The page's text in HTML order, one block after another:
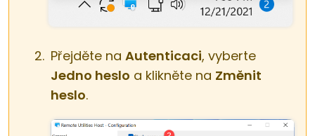
Přejděte na Autenticaci, vyberte
Jedno heslo a klikněte na Změnit
heslo.